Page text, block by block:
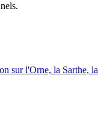
sur l'Orne, la Sarthe,